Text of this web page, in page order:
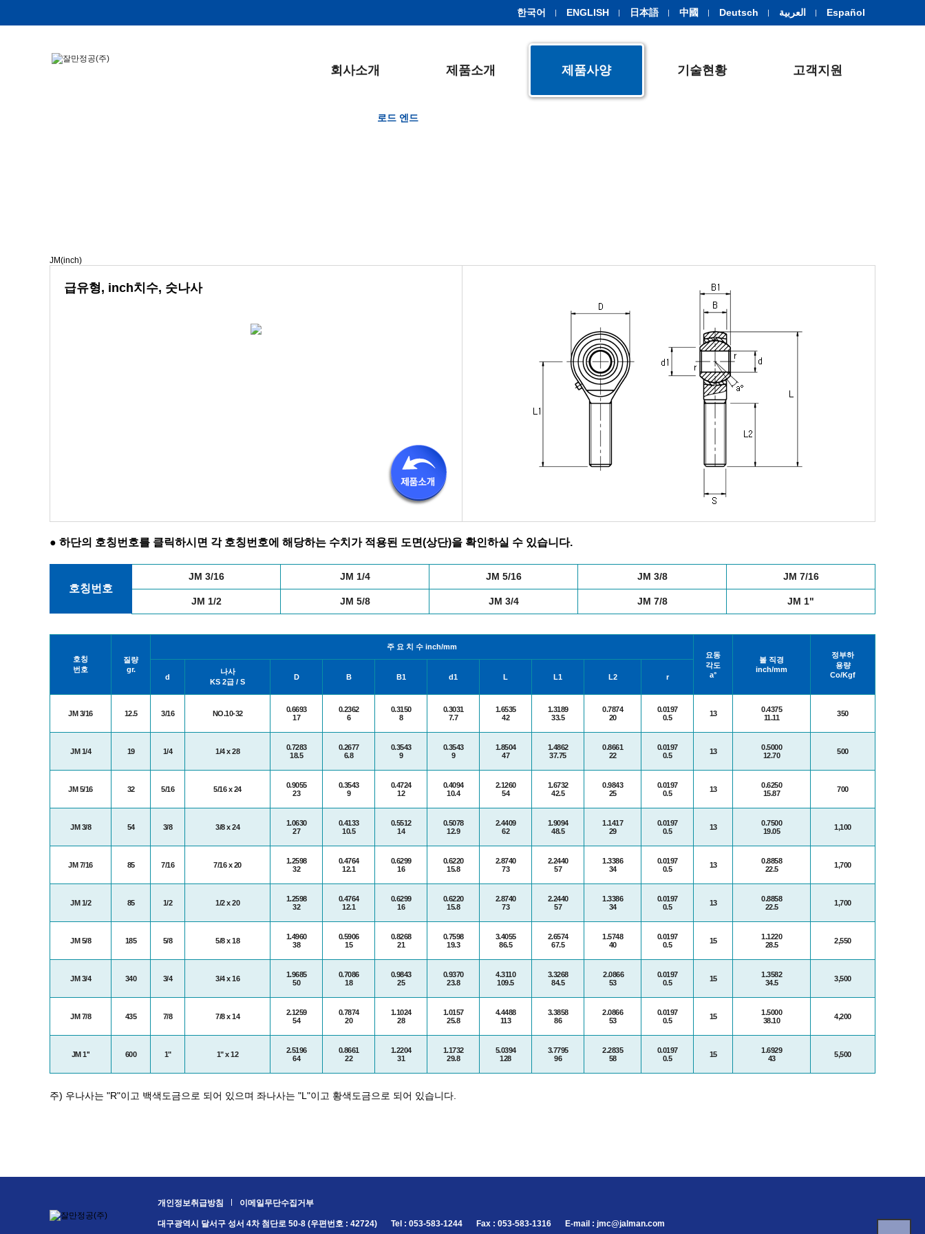
한국어 ENGLISH 日本語 中國 Deutsch العربية Español
회사소개 제품소개 제품사양
로드 엔드
기술현황 고객지원
JM(inch)
급유형, inch치수, 숫나사
● 하단의 호칭번호를 클릭하시면 각 호칭번호에 해당하는 수치가 적용된 도면(상단)을 확인하실 수 있습니다.
호칭번호
JM 3/16 JM 1/4 JM 5/16 JM 3/8 JM 7/16
JM 1/2 JM 5/8 JM 3/4 JM 7/8 JM 1"
호칭
번호
질량
gr.
주 요 치 수 inch/mm
요동
각도
a°
볼 직경
inch/mm
정부하
용량
Co/Kgf
d
나사
KS 2급 / S
D B B1 d1 L L1 L2 r
JM 3/16 12.5 3/16 NO.10-32
0.6693
17
0.2362
6
0.3150
8
0.3031
7.7
1.6535
42
1.3189
33.5
0.7874
20
0.0197
0.5
13
0.4375
11.11
350
JM 1/4 19 1/4 1/4 x 28
0.7283
18.5
0.2677
6.8
0.3543
9
0.3543
9
1.8504
47
1.4862
37.75
0.8661
22
0.0197
0.5
13
0.5000
12.70
500
JM 5/16 32 5/16 5/16 x 24
0.9055
23
0.3543
9
0.4724
12
0.4094
10.4
2.1260
54
1.6732
42.5
0.9843
25
0.0197
0.5
13
0.6250
15.87
700
JM 3/8 54 3/8 3/8 x 24
1.0630
27
0.4133
10.5
0.5512
14
0.5078
12.9
2.4409
62
1.9094
48.5
1.1417
29
0.0197
0.5
13
0.7500
19.05
1,100
JM 7/16 85 7/16 7/16 x 20
1.2598
32
0.4764
12.1
0.6299
16
0.6220
15.8
2.8740
73
2.2440
57
1.3386
34
0.0197
0.5
13
0.8858
22.5
1,700
JM 1/2 85 1/2 1/2 x 20
1.2598
32
0.4764
12.1
0.6299
16
0.6220
15.8
2.8740
73
2.2440
57
1.3386
34
0.0197
0.5
13
0.8858
22.5
1,700
JM 5/8 185 5/8 5/8 x 18
1.4960
38
0.5906
15
0.8268
21
0.7598
19.3
3.4055
86.5
2.6574
67.5
1.5748
40
0.0197
0.5
15
1.1220
28.5
2,550
JM 3/4 340 3/4 3/4 x 16
1.9685
50
0.7086
18
0.9843
25
0.9370
23.8
4.3110
109.5
3.3268
84.5
2.0866
53
0.0197
0.5
15
1.3582
34.5
3,500
JM 7/8 435 7/8 7/8 x 14
2.1259
54
0.7874
20
1.1024
28
1.0157
25.8
4.4488
113
3.3858
86
2.0866
53
0.0197
0.5
15
1.5000
38.10
4,200
JM 1'' 600 1" 1" x 12
2.5196
64
0.8661
22
1.2204
31
1.1732
29.8
5.0394
128
3.7795
96
2.2835
58
0.0197
0.5
15
1.6929
43
5,500
주) 우나사는 "R"이고 백색도금으로 되어 있으며 좌나사는 "L"이고 황색도금으로 되어 있습니다.
개인정보취급방침 이메일무단수집거부
대구광역시 달서구 성서 4차 첨단로 50-8 (우편번호 : 42724) Tel : 053-583-1244 Fax : 053-583-1316 E-mail : jmc@jalman.com